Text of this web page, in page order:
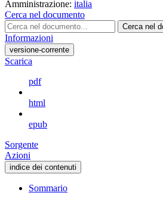
Amministrazione: italia
Cerca nel documento
Cerca nel
Informazioni
versione-corrente
Scarica
pdf
html
epub
Sorgente
Azioni
indice dei contenuti
Sommario